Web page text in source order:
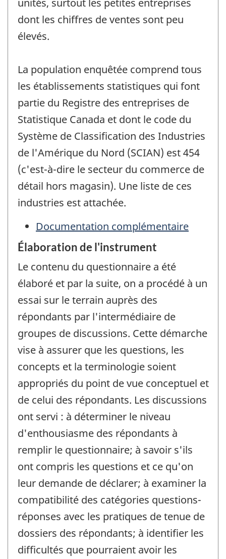
unités, surtout les petites entreprises
dont les chiffres de ventes sont peu
élevés.
La population enquêtée comprend tous
les établissements statistiques qui font
partie du Registre des entreprises de
Statistique Canada et dont le code du
Système de Classification des Industries
de l'Amérique du Nord (SCIAN) est 454
(c'est-à-dire le secteur du commerce de
détail hors magasin). Une liste de ces
industries est attachée.
Documentation complémentaire
Élaboration de l'instrument
Le contenu du questionnaire a été
élaboré et par la suite, on a procédé à un
essai sur le terrain auprès des
répondants par l'intermédiaire de
groupes de discussions. Cette démarche
vise à assurer que les questions, les
concepts et la terminologie soient
appropriés du point de vue conceptuel et
de celui des répondants. Les discussions
ont servi : à déterminer le niveau
d'enthousiasme des répondants à
remplir le questionnaire; à savoir s'ils
ont compris les questions et ce qu'on
leur demande de déclarer; à examiner la
compatibilité des catégories questions-
réponses avec les pratiques de tenue de
dossiers des répondants; à identifier les
difficultés que pourraient avoir les